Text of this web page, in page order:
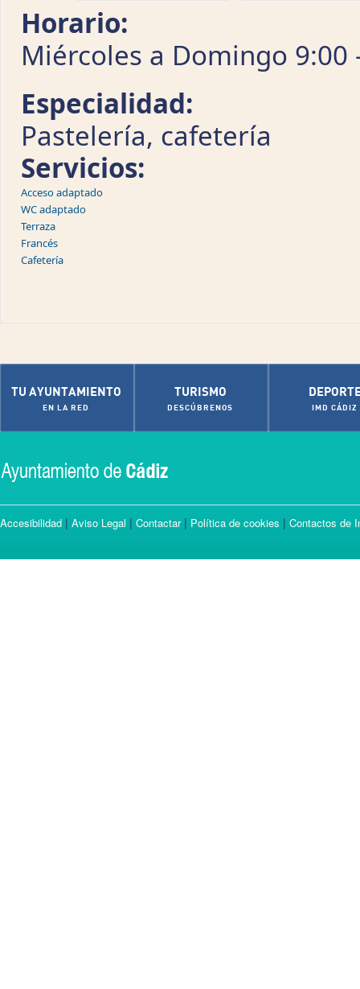
Horario:
Miércoles a Domingo 9:00
Especialidad:
Pastelería, cafetería
Servicios:
Acceso adaptado
WC adaptado
Terraza
Francés
Cafetería
TU AYUNTAMIENTO
EN LA RED
TURISMO
DESCÚBRENOS IMD CÁDIZ
Accesibilidad | Aviso Legal | Contactar| Política de cookies | Contactos de